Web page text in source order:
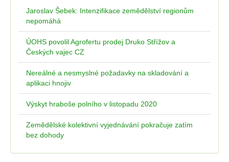
Jaroslav Šebek: Intenzifikace zemědělství regionům
nepomáhá
ÚOHS povolil Agrofertu prodej Druko Střížov a
Českých vajec CZ
Nereálné a nesmyslné požadavky na skladování a
aplikaci hnojiv
Výskyt hraboše polního v listopadu 2020
Zemědělské kolektivní vyjednávání pokračuje zatím
bez dohody